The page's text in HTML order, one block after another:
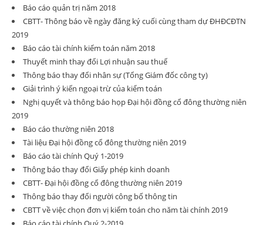
Báo cáo quản trị năm 2018
CBTT- Thông báo về ngày đăng ký cuối cùng tham dự ĐHĐCĐTN
2019
Báo cáo tài chính kiểm toán năm 2018
Thuyết minh thay đổi Lợi nhuận sau thuế
Thông báo thay đổi nhân sự (Tổng Giám đốc công ty)
Giải trình ý kiến ngoại trừ của kiểm toán
Nghị quyết và thông báo họp Đại hội đồng cổ đông thường niên
2019
Báo cáo thường niên 2018
Tài liệu Đại hội đồng cổ đông thường niên 2019
Báo cáo tài chính Quý 1-2019
Thông báo thay đổi Giấy phép kinh doanh
CBTT- Đại hội đồng cổ đông thường niên 2019
Thông báo thay đổi người công bố thông tin
CBTT về việc chọn đơn vị kiểm toán cho năm tài chính 2019